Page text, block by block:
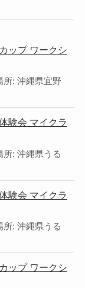
ップ ワークシ
所: 沖縄県宜野
験会 マイクラ
所: 沖縄県うる
験会 マイクラ
所: 沖縄県うる
ップ ワークシ